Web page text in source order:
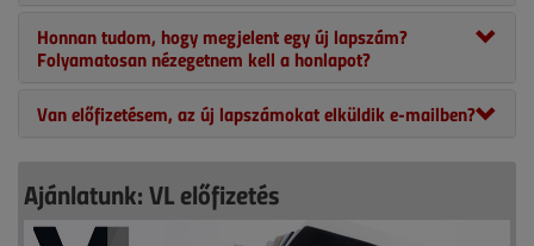
Honnan tudom, hogy megjelent egy új lapszám?
Folyamatosan nézegetnem kell a honlapot?
Van előfizetésem, az új lapszámokat elküldik e-mailben?
Ajánlatunk: VL előfizetés